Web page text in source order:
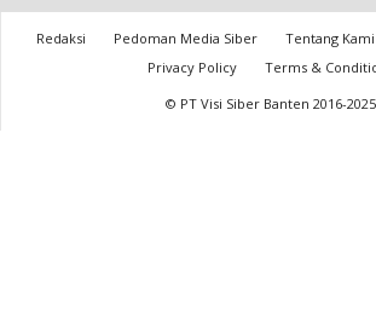
Redaksi Pedoman Media Siber Tentang Kami
Privacy Policy
Terms &
© PT Visi Siber Banten 2016-2025